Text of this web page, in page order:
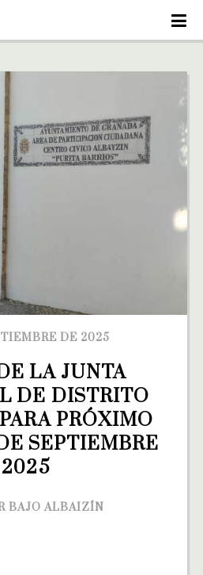
DE 2025
LA JUNTA
DE DISTRITO
PRÓXIMO
SEPTIEMBRE
2025
BAJO ALBAIZÍN